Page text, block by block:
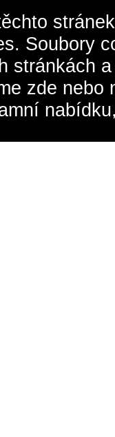
Soubory
stránkách
zde